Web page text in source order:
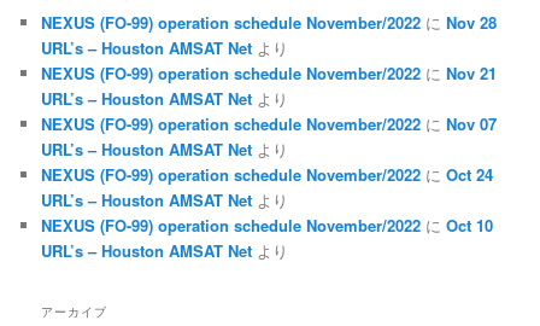
NEXUS (FO-99) operation schedule November/2022 にNov 28
URL’s – Houston AMSAT Net より
NEXUS (FO-99) operation schedule November/2022 にNov 21
URL’s – Houston AMSAT Net より
NEXUS (FO-99) operation schedule November/2022 にNov 07
URL’s – Houston AMSAT Net より
NEXUS (FO-99) operation schedule November/2022 にOct 24
URL’s – Houston AMSAT Net より
NEXUS (FO-99) operation schedule November/2022 にOct 10
URL’s – Houston AMSAT Net より
アーカイブ